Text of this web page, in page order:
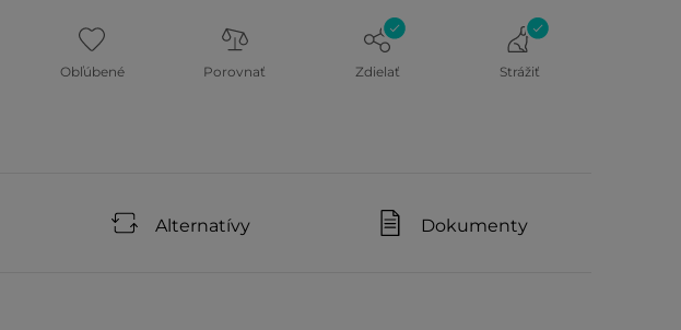
Obľúbené Porovnať Zdielať Strážiť
Alternatívy Dokumenty